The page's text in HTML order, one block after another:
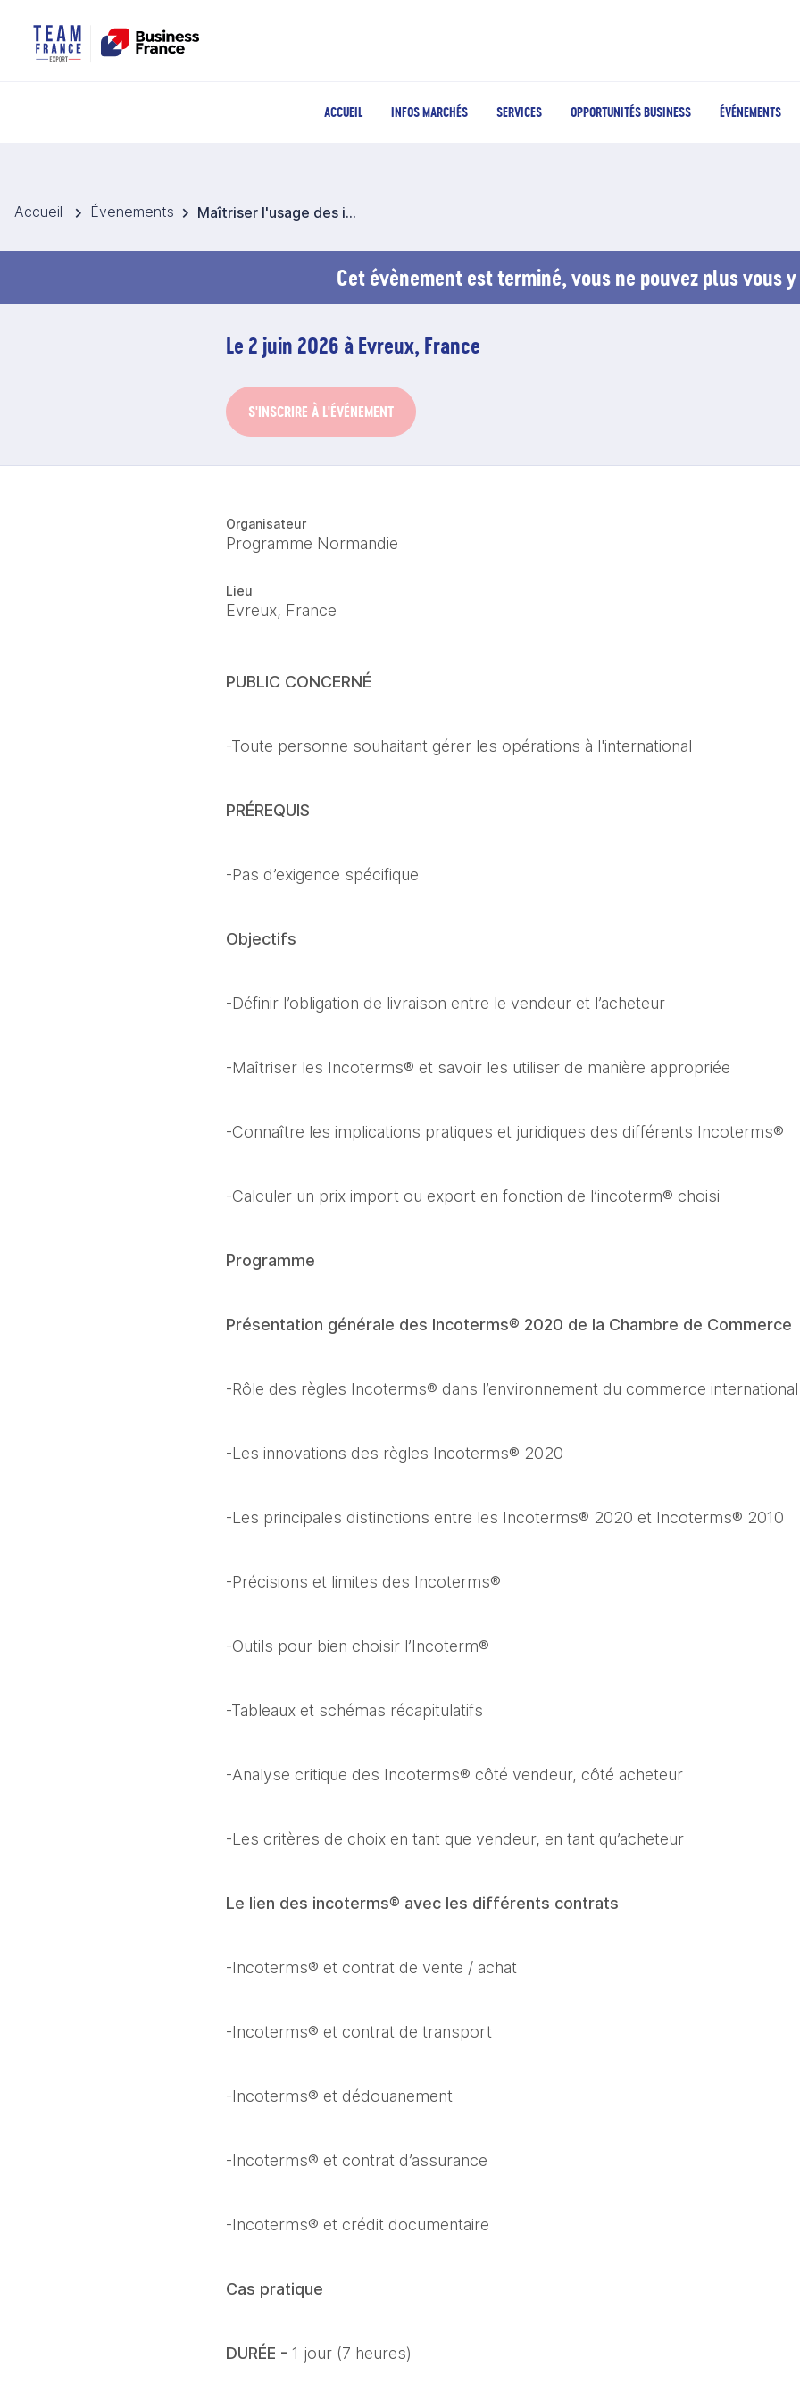
ACCUEIL INFOS MARCHÉS SERVICES OPPORTUNITÉS BUSINESS ÉVÉNEMENTS
Accueil Évenements Maîtriser l'usage des incoterms version 2020
Cet évènement est terminé, vous ne pouvez plus vous
Le 2 juin 2026 à Evreux, France
S'INSCRIRE À L'ÉVÉNEMENT
Organisateur
Programme Normandie
Lieu
Evreux, France
PUBLIC CONCERNÉ
-Toute personne souhaitant gérer les opérations à l'international
PRÉREQUIS
-Pas d’exigence spécifique
Objectifs
-Définir l’obligation de livraison entre le vendeur et l’acheteur
-Maîtriser les Incoterms® et savoir les utiliser de manière appropriée
-Connaître les implications pratiques et juridiques des différents Incoterms®
-Calculer un prix import ou export en fonction de l’incoterm® choisi
Programme
Présentation générale des Incoterms® 2020 de la Chambre de Commerce
-Rôle des règles Incoterms® dans l’environnement du commerce international
-Les innovations des règles Incoterms® 2020
-Les principales distinctions entre les Incoterms® 2020 et Incoterms® 2010
-Précisions et limites des Incoterms®
-Outils pour bien choisir l’Incoterm®
-Tableaux et schémas récapitulatifs
-Analyse critique des Incoterms® côté vendeur, côté acheteur
-Les critères de choix en tant que vendeur, en tant qu’acheteur
Le lien des incoterms® avec les différents contrats
-Incoterms® et contrat de vente / achat
-Incoterms® et contrat de transport
-Incoterms® et dédouanement
-Incoterms® et contrat d’assurance
-Incoterms® et crédit documentaire
Cas pratique
DURÉE - 1 jour (7 heures)